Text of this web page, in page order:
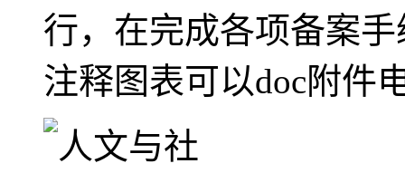
行，在完成各项备案
注释图表可以doc附件